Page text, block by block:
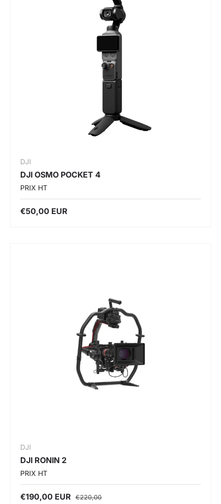
DJI
DJI OSMO POCKET 4
PRIX HT
€50,00 EUR
DJI
DJI RONIN 2
PRIX HT
€190,00 EUR €220,00